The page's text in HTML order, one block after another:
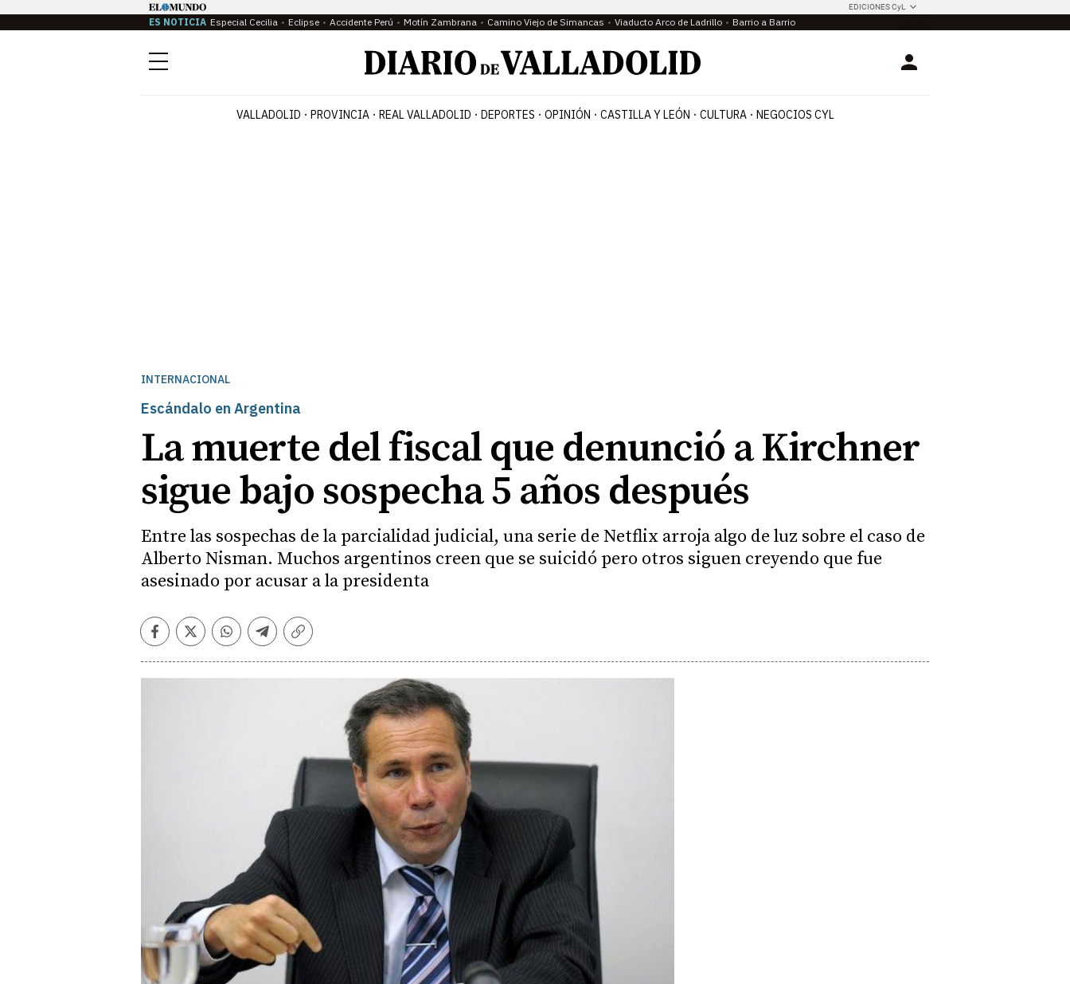
EDICIONES CyL
ES NOTICIA Especial Cecilia Eclipse Accidente Perú Motín Zambrana Camino Viejo de Simancas Viaducto Arco de Ladrillo Barrio a Barrio
Menú Login
VALLADOLID PROVINCIA REAL VALLADOLID DEPORTES OPINIÓN CASTILLA Y LEÓN CULTURA NEGOCIOS CYL
INTERNACIONAL
Escándalo en Argentina
La muerte del fiscal que denunció a Kirchner
sigue bajo sospecha 5 años después
Entre las sospechas de la parcialidad judicial, una serie de Netflix arroja algo de luz sobre el caso de
Alberto Nisman. Muchos argentinos creen que se suicidó pero otros siguen creyendo que fue
asesinado por acusar a la presidenta
Facebook
TwitterWhatsapp
Telegram
Copiar